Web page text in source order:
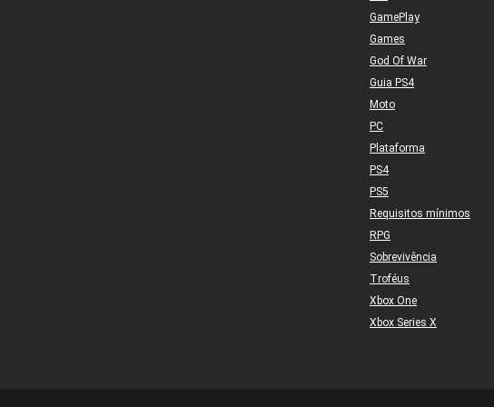
GamePlay
Games
God Of War
Guia PS4
Moto
PC
Plataforma
PS4
PS5
Requisitos mínimos
RPG
Sobrevivência
Troféus
Xbox One
Xbox Series X